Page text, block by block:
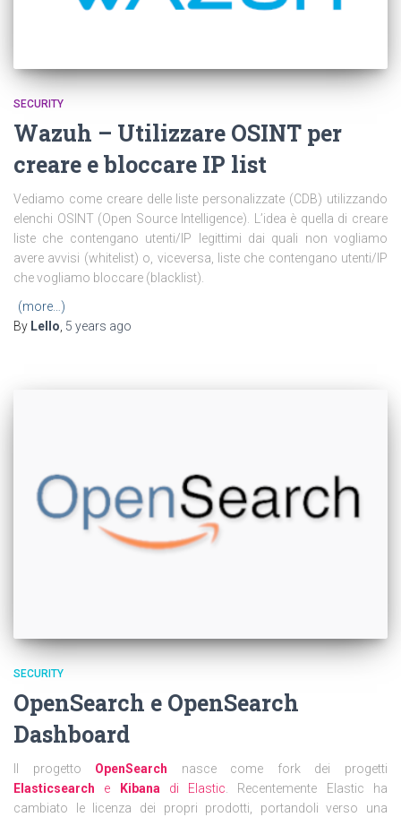
SECURITY
Wazuh – Utilizzare OSINT per
creare e bloccare IP list
Vediamo come creare delle liste personalizzate (CDB) utilizzando
elenchi OSINT (Open Source Intelligence). L’idea è quella di creare
liste che contengano utenti/IP legittimi dai quali non vogliamo
avere avvisi (whitelist) o, viceversa, liste che contengano utenti/IP
che vogliamo bloccare (blacklist).
(more…)
By Lello 5 years ago
SECURITY
OpenSearch e OpenSearch
Dashboard
Il progetto OpenSearch nasce come fork dei progetti
Elasticsearch e Kibanadi Elastic. Recentemente Elastic ha
cambiato le licenza dei propri prodotti, portandoli verso una